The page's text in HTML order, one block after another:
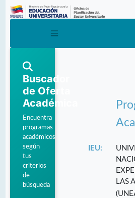
Buscador
de Oferta
Académica
Encuentra
programas
académicos
según
tus
criterios
de
búsqueda
IEU:
LAS